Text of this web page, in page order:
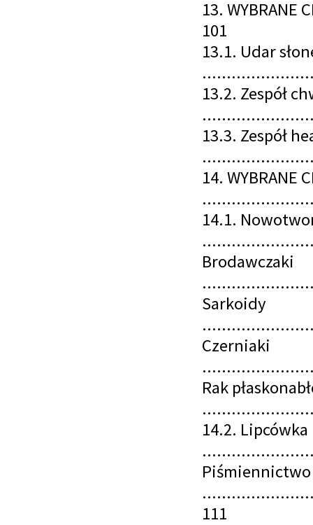
13. WYBRANE
101
13.1. Udar
13.2. Zespół
13.3. Zespół
14. WYBRANE
14.1.
Brodawczaki
Sarkoidy
Czerniaki
Rak
14.2. Lipcówka
Piśmiennictwo
111